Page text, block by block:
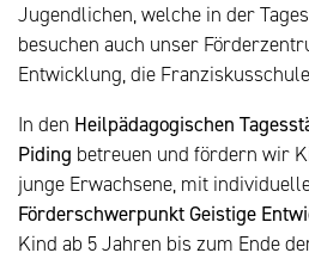
Jugendlichen, welche in der
besuchen auch unser
Entwicklung, die
In den Heilpädagogischen
Piding betreuen und fördern wir
junge Erwachsene, mit
Förderschwerpunkt Geistige
Kind ab 5 Jahren bis zum Ende